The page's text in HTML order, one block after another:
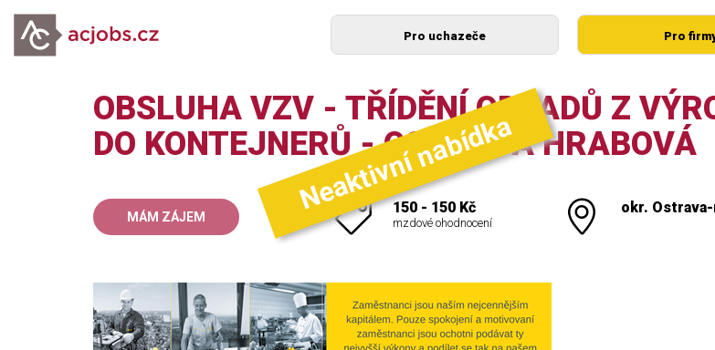
Pro uchazeče Pro
OBSLUHA VZV - TŘÍDĚNÍ ODPADŮ Z
DO KONTEJNERŮ - OSTRAVA HRABOVÁ
Neaktivní nabídka
MÁM ZÁJEM
150 - 150 Kč
mzdové ohodnocení
okr.